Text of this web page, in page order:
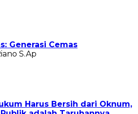
Generasi Cemas
S.Ap
Harus Bersih dari Oknum,